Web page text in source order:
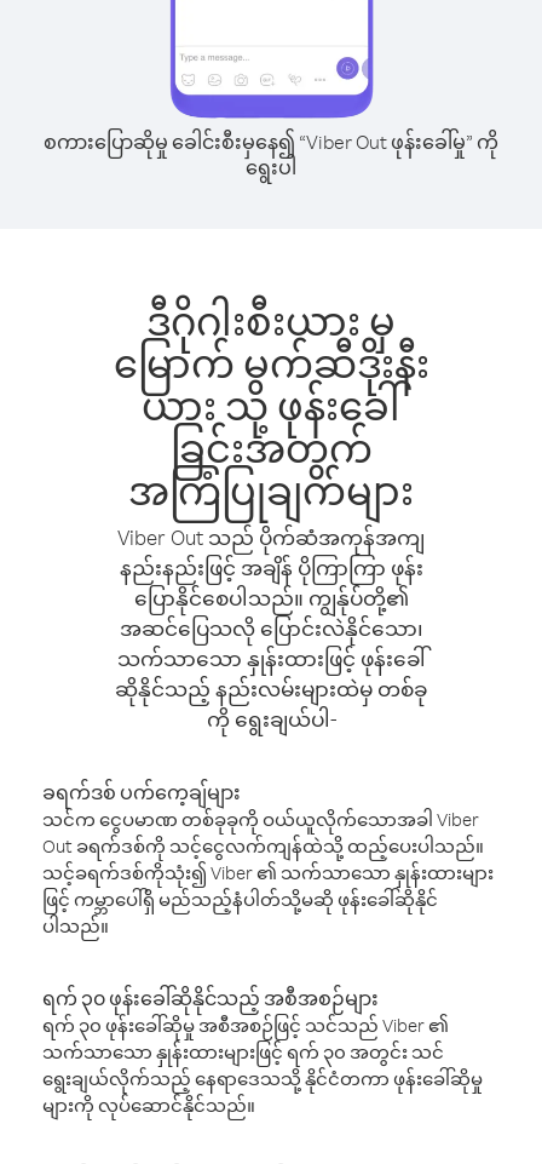
စကားပြောဆိုမှု ခေါင်းစီးမှနေ၍ “Viber Out ဖုန်းခေါ်မှု” ကို
ရွေးပါ
ဒီဂိုဂါးစီးယား မှ
မြောက် မက်ဆီဒိုးနီး
ယား သို့ ဖုန်းခေါ်
ခြင်းအတွက်
အကြံပြုချက်များ
Viber Out သည် ပိုက်ဆံအကုန်အကျ
နည်းနည်းဖြင့် အချိန် ပိုကြာကြာ ဖုန်း
ပြောနိုင်စေပါသည်။ ကျွန်ုပ်တို့၏
အဆင်ပြေသလို ပြောင်းလဲနိုင်သော၊
သက်သာသော နှုန်းထားဖြင့် ဖုန်းခေါ်
ဆိုနိုင်သည့် နည်းလမ်းများထဲမှ တစ်ခု
ကို ရွေးချယ်ပါ-
ခရက်ဒစ် ပက်ကေ့ချ်များ
သင်က ငွေပမာဏ တစ်ခုခုကို ဝယ်ယူလိုက်သောအခါ Viber
Out ခရက်ဒစ်ကို သင့်ငွေလက်ကျန်ထဲသို့ ထည့်ပေးပါသည်။
သင့်ခရက်ဒစ်ကိုသုံး၍ Viber ၏ သက်သာသော နှုန်းထားများ
ဖြင့် ကမ္ဘာပေါ်ရှိ မည်သည့်နံပါတ်သို့မဆို ဖုန်းခေါ်ဆိုနိုင်
ပါသည်။
ရက် ၃၀ ဖုန်းခေါ်ဆိုနိုင်သည့် အစီအစဉ်များ
ရက် ၃၀ ဖုန်းခေါ်ဆိုမှု အစီအစဉ်ဖြင့် သင်သည် Viber ၏
သက်သာသော နှုန်းထားများဖြင့် ရက် ၃၀ အတွင်း သင်
ရွေးချယ်လိုက်သည့် နေရာဒေသသို့ နိုင်ငံတကာ ဖုန်းခေါ်ဆိုမှု
များကို လုပ်ဆောင်နိုင်သည်။